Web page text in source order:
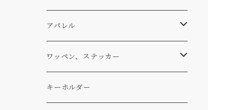
パーカー・トレーナー
アウター
コラボ
...mura
ヘルメット
小物
コーヒー
焚き火
ワッペン
小物
ワッペン
ステッカー
小物
アパレル
Tシャツ
キャップ、ニット
ワッペン、ステッカー
ワッペン
キーホルダー